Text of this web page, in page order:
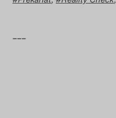
–––